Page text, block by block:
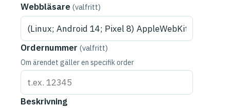
Webbläsare (valfritt)
Ordernummer (valfritt)
Om ärendet gäller en specifik order
Beskrivning